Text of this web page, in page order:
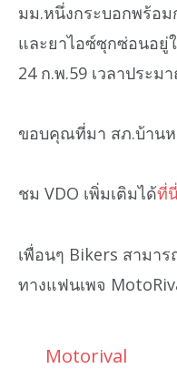
มม.หนึ่งกระบอกพร้อ
และยาไอซ์ซุกซ่อนอยู่
24 ก.พ.59 เวลาประม
ขอบคุณที่มา สภ.บ้านห
ชม VDO เพิ่มเติมได้ที่
เพื่อนๆ Bikers สามา
ทางแฟนเพจ
Motorival